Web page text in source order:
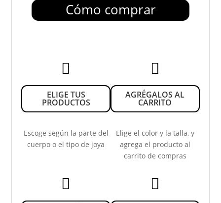
Cómo comprar

ELIGE TUS
PRODUCTOS
Escoge según la parte del
cuerpo o el tipo de joya

AGRÉGALOS AL
CARRITO
Elige el color y la talla, y
agrega el producto al
carrito de compras
 